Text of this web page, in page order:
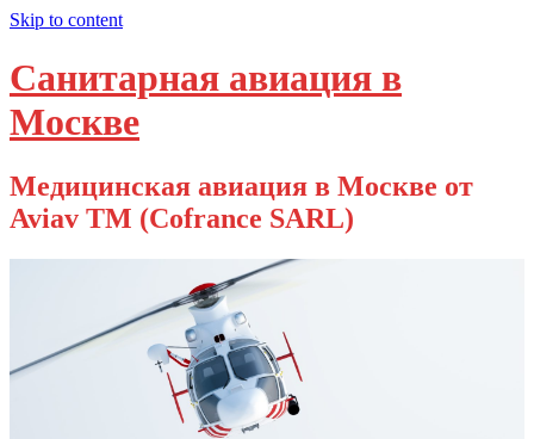
Skip to content
Санитарная авиация в
Москве
Медицинская авиация в Москве от
Aviav TM (Cofrance SARL)